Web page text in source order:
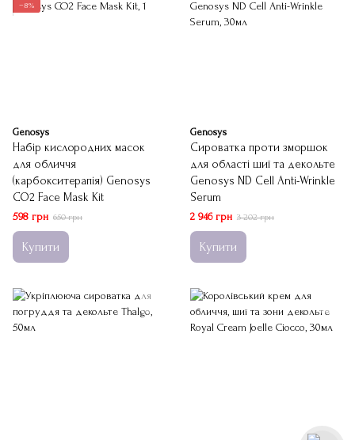
−8%
Genosys
Набір кислородних масок
для обличчя
(карбокситерапія) Genosys
CO2 Face Mask Kit
598 грн 650 грн
Купити
Genosys
Сироватка проти зморшок
для області шиї та декольте
Genosys ND Cell Anti-Wrinkle
Serum
2 946 грн 3 202 грн
Купити